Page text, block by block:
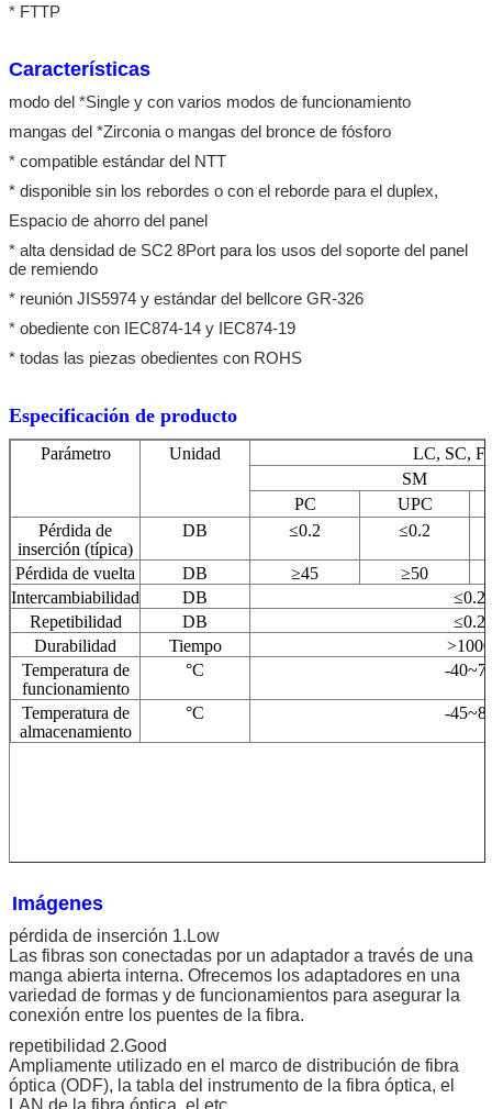
* FTTP
Características
modo del *Single y con varios modos de funcionamiento
mangas del *Zirconia o mangas del bronce de fósforo
* compatible estándar del NTT
* disponible sin los rebordes o con el reborde para el duplex,
Espacio de ahorro del panel
* alta densidad de SC2 8Port para los usos del soporte del panel
de remiendo
* reunión JIS5974 y estándar del bellcore GR-326
* obediente con IEC874-14 y IEC874-19
* todas las piezas obedientes con ROHS
Especificación de producto
Parámetro Unidad
LC, SC,
SM
PC
UPC
Pérdida de
inserción (típica)
DB ≤0.2 ≤0.2
Pérdida de vuelta DB ≥45
≥50
Intercambiabilidad
DB
≤0.2
Repetibilidad
DB
≤0.2
Durabilidad
Tiempo
>1000
Temperatura de
funcionamiento
°C -
Temperatura de
almacenamiento
°C -
Imágenes
pérdida de inserción 1.Low
Las fibras son conectadas por un adaptador a través de una
manga abierta interna. Ofrecemos los adaptadores en una
variedad de formas y de funcionamientos para asegurar la
conexión entre los puentes de la fibra.
repetibilidad 2.Good
Ampliamente utilizado en el marco de distribución de fibra
óptica (ODF), la tabla del instrumento de la fibra óptica, el
LAN de la fibra óptica, el etc.